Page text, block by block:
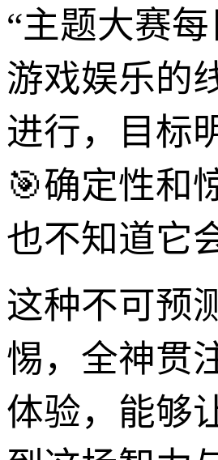
“主题大赛
游戏娱乐的
进行，目标
🎯确定性和
也不知道它
这种不可预
惕，全神贯
体验，能够